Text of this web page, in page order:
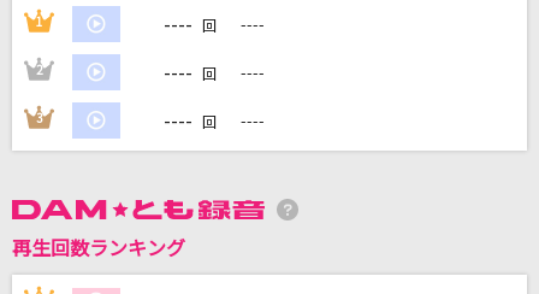
カラオケ最新情報をチェック！
1 ---- 回 ----
2 ---- 回 ----
3 ---- 回 ----
再生回数ランキング